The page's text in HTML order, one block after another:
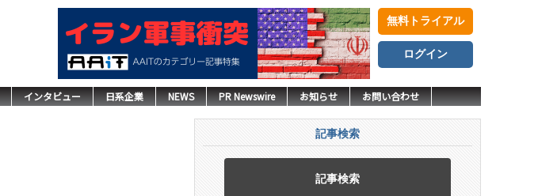
無料トライアル
ログイン
インタビュー 日系企業 NEWS PR Newswire お知らせ お問い合わせ
記事検索
記事検索